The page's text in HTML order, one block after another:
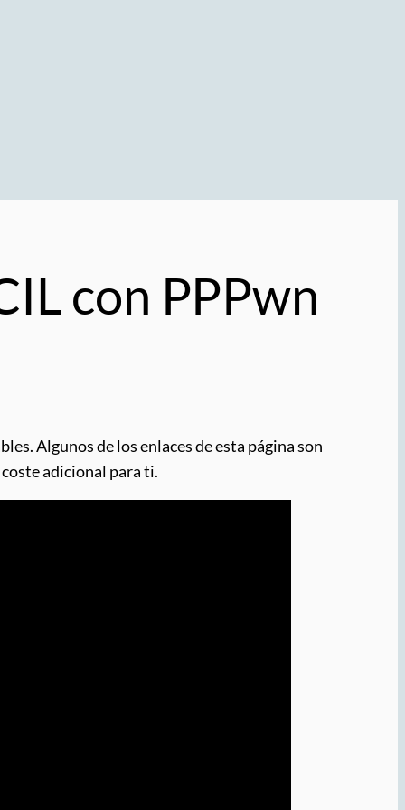
con PPPwn
Algunos de los enlaces de esta página son
adicional para ti.